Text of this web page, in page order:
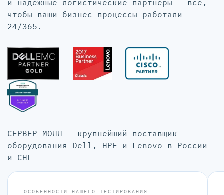
и надёжные логистические партнёры — всё,
чтобы ваши бизнес-процессы работали
24/365.
СЕРВЕР МОЛЛ — крупнейший поставщик
оборудования Dell, HPE и Lenovo в России
и СНГ
ОСОБЕННОСТИ НАШЕГО ТЕСТИРОВАНИЯ